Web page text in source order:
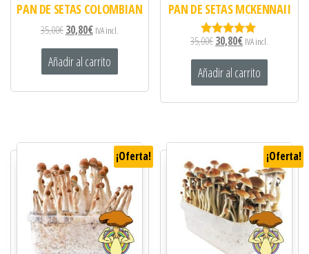
PAN DE SETAS COLOMBIAN
35,00€30,80€ IVA incl.
Añadir al carrito
PAN DE SETAS MCKENNAII
Valorado
de 5
35,00€30,80€ IVA incl.
Añadir al carrito
¡Oferta! ¡Oferta!